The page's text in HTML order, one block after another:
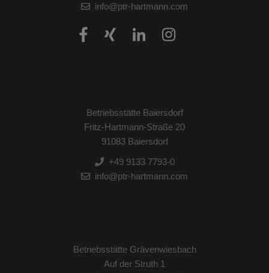
info@ptr-hartmann.com
Betriebsstätte Baiersdorf
Fritz-Hartmann-Straße 20
91083 Baiersdorf
+49 9133 7793-0
info@ptr-hartmann.com
Betriebsstätte Grävenwiesbach
Auf der Struth 1